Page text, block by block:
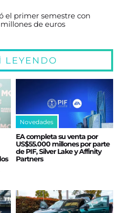
el primer semestre con
de euros
LEYENDO
Novedades
EA completa su venta por
US$55.000 millones por parte
de PIF, Silver Lake y Affinity
Partners